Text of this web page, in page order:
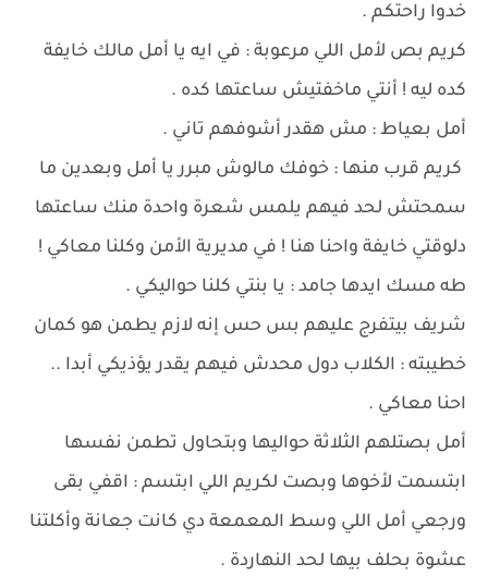
خدوا راحتكم .
كريم بص لأمل اللي مرعوبة : في ايه يا أمل مالك خايفة
كده ليه ! أنتي ماخفتيش ساعتها كده .
أمل بعياط : مش هقدر أشوفهم تاني .
كريم قرب منها : خوفك مالوش مبرر يا أمل وبعدين ما
سمحتش لحد فيهم يلمس شعرة واحدة منك ساعتها
دلوقتي خايفة واحنا هنا ! في مديرية الأمن وكلنا معاكي !
طه مسك ايدها جامد : يا بنتي كلنا حواليكي .
شريف بيتفرج عليهم بس حس إنه لازم يطمن هو كمان
خطيبته : الكلاب دول محدش فيهم يقدر يؤذيكي أبدا ..
احنا معاكي .
أمل بصتلهم الثلاثة حواليها وبتحاول تطمن نفسها
ابتسمت لأخوها وبصت لكريم اللي ابتسم : اقفي بقى
ورجعي أمل اللي وسط المعمعة دي كانت جعانة وأكلتنا
عشوة بحلف بيها لحد النهاردة .